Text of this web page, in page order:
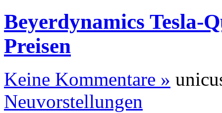
Beyerdynamics Tesla-
Preisen
Keine Kommentare »
Neuvorstellungen